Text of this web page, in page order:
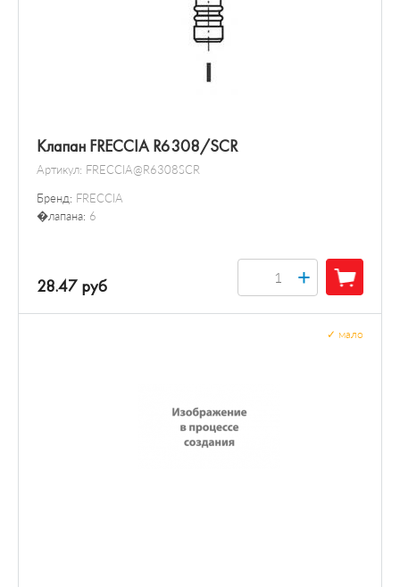
Клапан FRECCIA R6308/SCR
Артикул: FRECCIA@R6308SCR
Бренд: FRECCIA
�лапана: 6
28.47 руб +
мало